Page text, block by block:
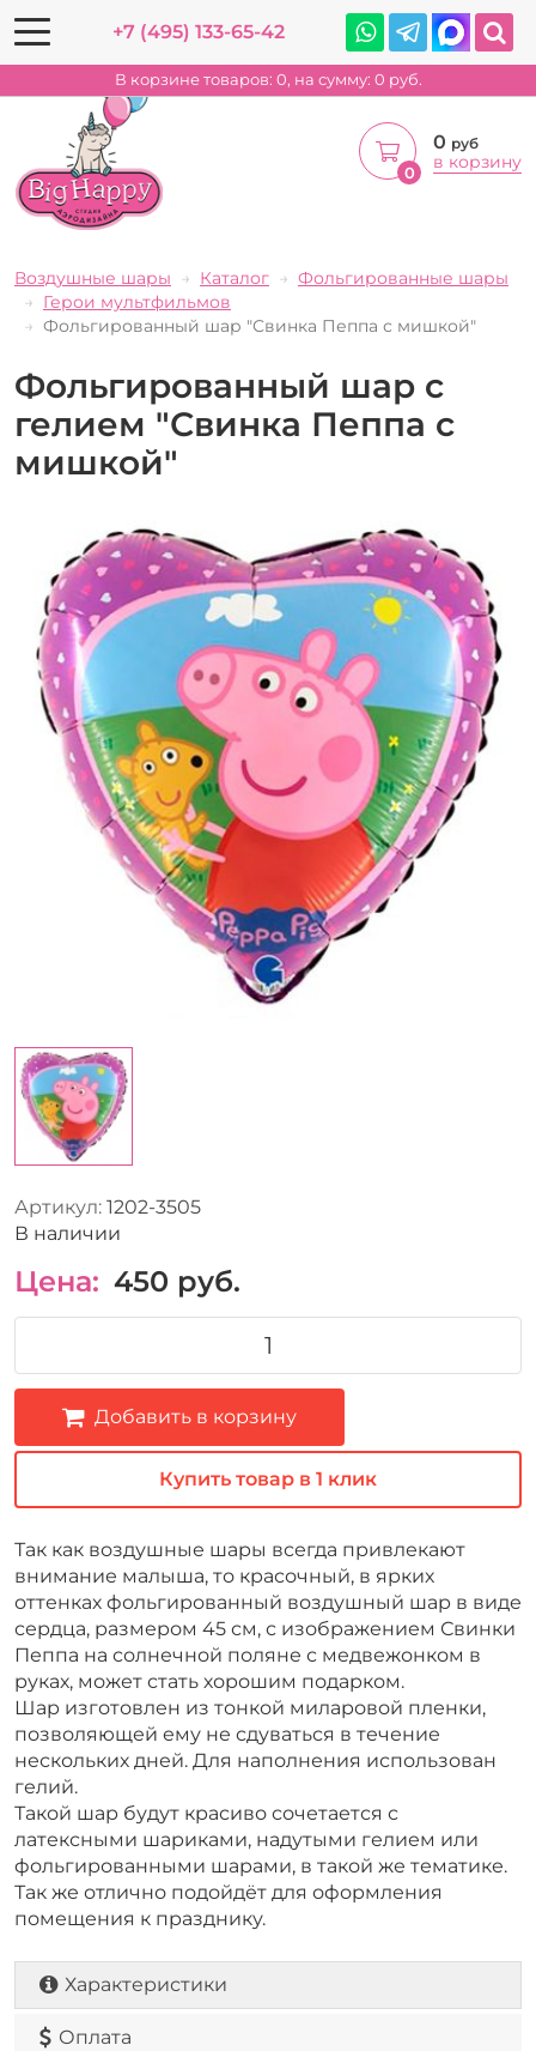
+7 (495) 133-65-42
В корзине товаров: 0, на сумму: 0 руб.
0
0 руб
в корзину
Воздушные шары Каталог
Фольгированные шары
Герои мультфильмов
Фольгированный шар "Свинка Пеппа с мишкой"
Фольгированный шар с
гелием "Свинка Пеппа с
мишкой"
Артикул: 1202-3505
В наличии
Цена: 450 руб.
Добавить в корзину
Купить товар в 1 клик
Так как воздушные шары всегда привлекают
внимание малыша, то красочный, в ярких
оттенках фольгированный воздушный шар в виде
сердца, размером 45 см, с изображением Свинки
Пеппа на солнечной поляне с медвежонком в
руках, может стать хорошим подарком.
Шар изготовлен из тонкой миларовой пленки,
позволяющей ему не сдуваться в течение
нескольких дней. Для наполнения использован
гелий.
Такой шар будут красиво сочетается с
латексными шариками, надутыми гелием или
фольгированными шарами, в такой же тематике.
Так же отлично подойдёт для оформления
помещения к празднику.
Характеристики
Оплата